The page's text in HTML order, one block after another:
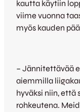
kautta käytiin
viime vuonna
myös kauden
– Jännitettävää
aiemmilla
hyväksi niin, että
rohkeutena.